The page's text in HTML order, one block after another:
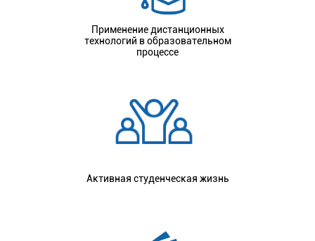
Применение дистанционных
технологий в образовательном
процессе
Активная студенческая жизнь